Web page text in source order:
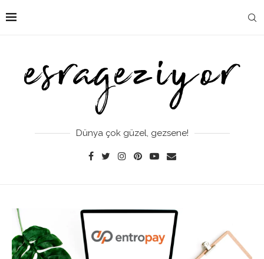
Dünya çok güzel, gezsene!